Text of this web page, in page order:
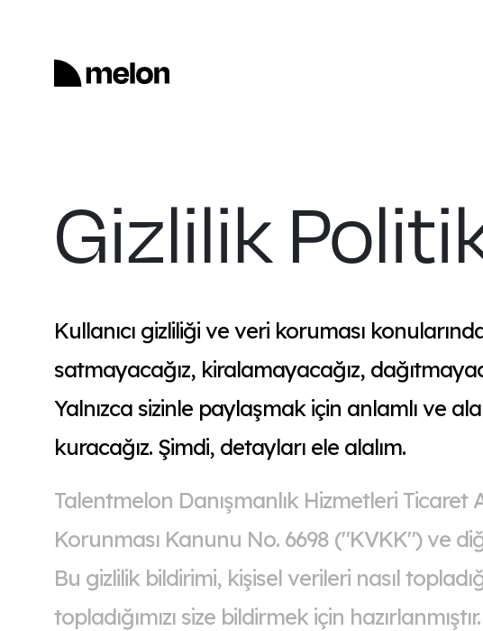
Gizlilik
Kullanıcı gizliliği ve veri koruması
satmayacağız, kiralamayacağız,
Yalnızca sizinle paylaşmak için anlamlı ve
kuracağız. Şimdi, detayları ele alalım.
Talentmelon Danışmanlık Hizmetleri
Korunması Kanunu No. 6698 ("KVKK") ve
Bu gizlilik bildirimi, kişisel verileri nasıl
topladığımızı size bildirmek için hazırlanmıştır.